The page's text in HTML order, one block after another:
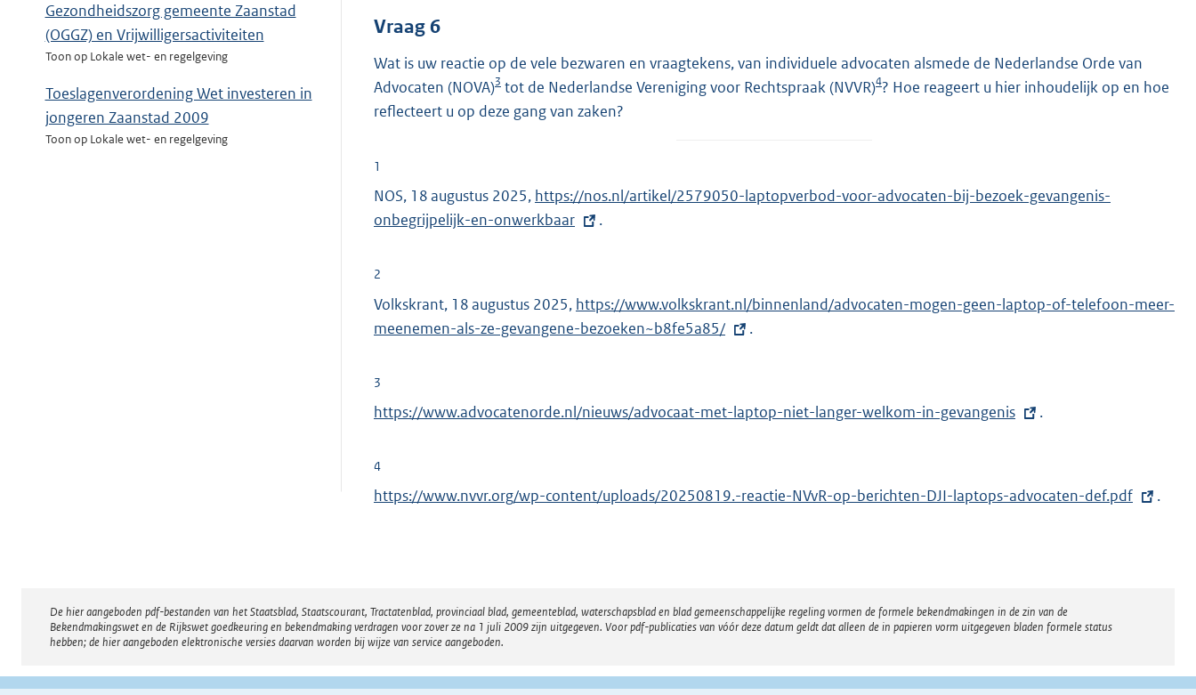
Gezondheidszorg gemeente Zaanstad
(OGGZ) en Vrijwilligersactiviteiten
Toon op Lokale wet- en regelgeving
Toeslagenverordening Wet investeren in
jongeren Zaanstad 2009
Toon op Lokale wet- en regelgeving
Vraag 6
Wat is uw reactie op de vele bezwaren en vraagtekens, van individuele advocaten alsmede de Nederlandse Orde van
Advocaten (NOVA)3 tot de Nederlandse Vereniging voor Rechtspraak (NVVR)4? Hoe reageert u hier inhoudelijk op en hoe
reflecteert u op deze gang van zaken?
1
NOS, 18 augustus 2025, E
x
n
e
n
https://nos.nl/artikel/2579050-laptopverbod-voor-advocaten-bij-bezoek-gevangenis-
onbegrijpelijk-en-onwerkbaar
.
2
Volkskrant, 18 augustus 2025, E
x
n
i
https://www.volkskrant.nl/binnenland/advocaten-mogen-geen-laptop-of-telefoon-meer-
meenemen-als-ze-gevangene-bezoeken~b8fe5a85/
.
3
E
t
r
i
n
k
:
https://www.advocatenorde.nl/nieuws/advocaat-met-laptop-niet-langer-welkom-in-gevangenis .
4
E
n
e
i
https://www.nvvr.org/wp-content/uploads/20250819.-reactie-NVvR-op-berichten-DJI-laptops-advocaten-def.pdf .
Disclaimer
De hier aangeboden pdf-bestanden van het Staatsblad, Staatscourant, Tractatenblad, provinciaal blad, gemeenteblad, waterschapsblad en blad gemeenschappelijke regeling vormen de formele bekendmakingen in de zin van de
Bekendmakingswet en de Rijkswet goedkeuring en bekendmaking verdragen voor zover ze na 1 juli 2009 zijn uitgegeven. Voor pdf-publicaties van vóór deze datum geldt dat alleen de in papieren vorm uitgegeven bladen formele status
hebben; de hier aangeboden elektronische versies daarvan worden bij wijze van service aangeboden.